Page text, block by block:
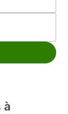
à